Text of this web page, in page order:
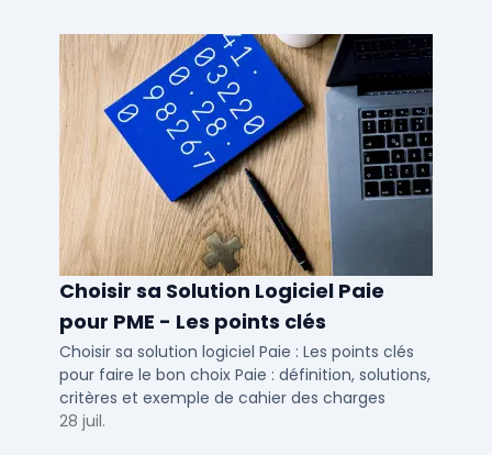
Choisir sa Solution Logiciel Paie
pour PME - Les points clés
Choisir sa solution logiciel Paie : Les points clés
pour faire le bon choix Paie : définition, solutions,
critères et exemple de cahier des charges
28 juil.